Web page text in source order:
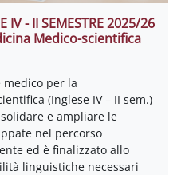
IV - II SEMESTRE 2025/26
Medico-scientifica
medico per la
(Inglese IV – II sem.)
e ampliare le
nel percorso
ed è finalizzato allo
linguistiche necessari